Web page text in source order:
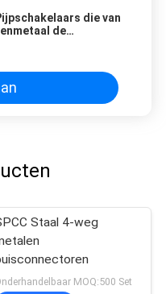
die van
de
Staal 4-weg
MOQ:500 Set